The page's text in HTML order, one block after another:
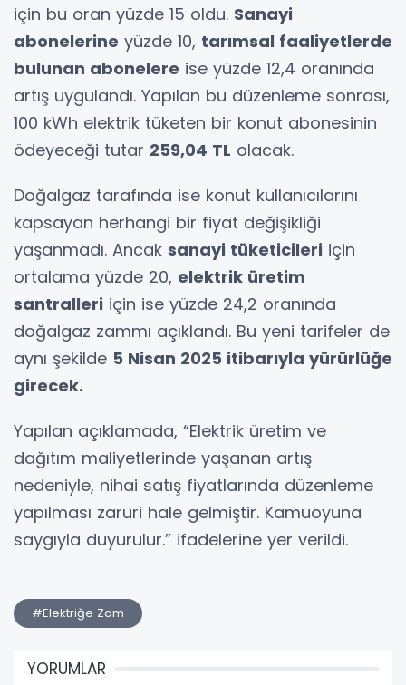
için bu oran yüzde 15 oldu. Sanayi
abonelerine yüzde 10, tarımsal faaliyetlerde
bulunan abonelere ise yüzde 12,4 oranında
artış uygulandı. Yapılan bu düzenleme sonrası,
100 kWh elektrik tüketen bir konut abonesinin
ödeyeceği tutar 259,04 TL olacak.
Doğalgaz tarafında ise konut kullanıcılarını
kapsayan herhangi bir fiyat değişikliği
yaşanmadı. Ancak sanayi tüketicileri için
ortalama yüzde 20, elektrik üretim
santralleri için ise yüzde 24,2 oranında
doğalgaz zammı açıklandı. Bu yeni tarifeler de
aynı şekilde 5 Nisan 2025 itibarıyla yürürlüğe
girecek.
Yapılan açıklamada, “Elektrik üretim ve
dağıtım maliyetlerinde yaşanan artış
nedeniyle, nihai satış fiyatlarında düzenleme
yapılması zaruri hale gelmiştir. Kamuoyuna
saygıyla duyurulur.” ifadelerine yer verildi.
#Elektriğe Zam
YORUMLAR